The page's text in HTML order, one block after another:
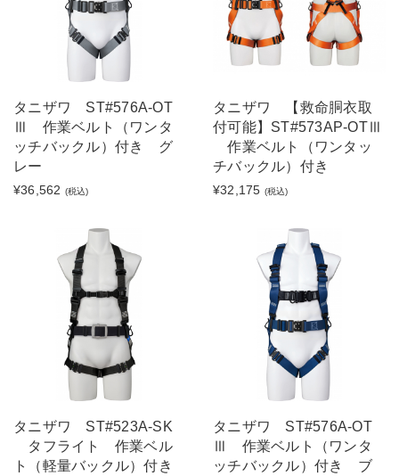
タニザワ ST#576A-OT
Ⅲ 作業ベルト（ワンタ
ッチバックル）付き グ
レー
¥36,562 (税込)
タニザワ 【救命胴衣取
付可能】ST#573AP-OTⅢ
作業ベルト（ワンタッ
チバックル）付き
¥32,175 (税込)
タニザワ ST#523A-SK
タフライト 作業ベル
ト（軽量バックル）付き
タニザワ ST#576A-OT
Ⅲ 作業ベルト（ワンタ
ッチバックル）付き ブ